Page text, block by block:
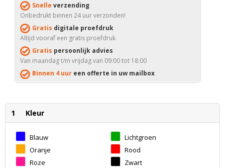
Snelle verzending
Onbedrukt binnen 24 uur verzonden!
Gratis digitale proefdruk
Altijd vooraf een gratis proefdruk
Gratis persoonlijk advies
Van maandag t/m vrijdag van 09:00 tot 18:00
Binnen 4 uur een offerte in uw mailbox
1 Kleur
Blauw
Lichtgroen
Oranje
Rood
Roze
Zwart